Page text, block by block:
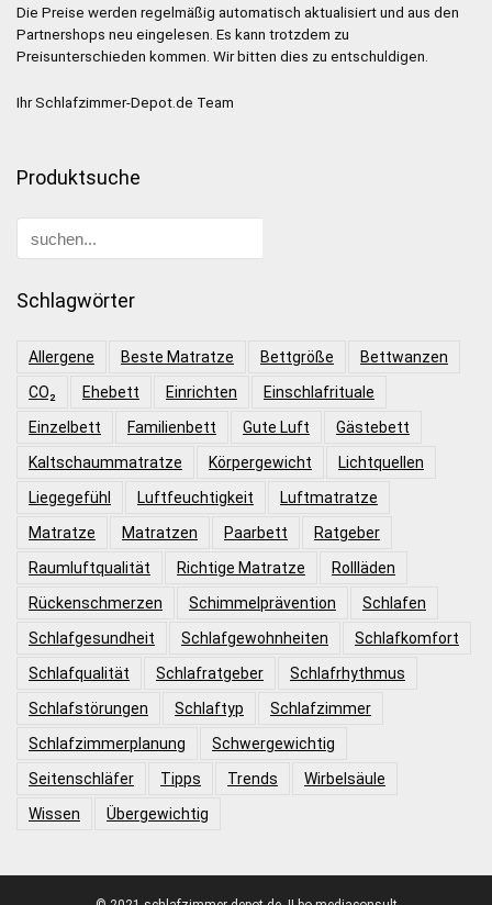
Die Preise werden regelmäßig automatisch aktualisiert und aus den
Partnershops neu eingelesen. Es kann trotzdem zu
Preisunterschieden kommen. Wir bitten dies zu entschuldigen.
Ihr Schlafzimmer-Depot.de Team
Produktsuche
Schlagwörter
Allergene Beste Matratze Bettgröße
Bettwanzen
CO₂
Ehebett Einrichten
Einschlafrituale
Einzelbett
Familienbett Gute Luft
Gästebett
Kaltschaummatratze
Körpergewicht
Lichtquellen
Liegegefühl
Luftfeuchtigkeit
Luftmatratze
Matratze
Matratzen Paarbett
Ratgeber
Raumluftqualität
Richtige Matratze
Rollläden
Rückenschmerzen
Schimmelprävention
Schlafen
Schlafgesundheit
Schlafgewohnheiten
Schlafkomfort
Schlafqualität
Schlafratgeber
Schlafrhythmus
Schlafstörungen
Schlaftyp
Schlafzimmer
Schlafzimmerplanung
Schwergewichtig
Seitenschläfer
Tipps Trends
Wirbelsäule
Wissen
Übergewichtig